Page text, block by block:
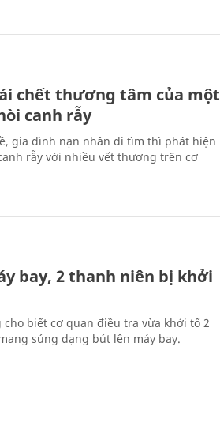
chết thương tâm của một
canh rẫy
gia đình nạn nhân đi tìm thì phát hiện
rẫy với nhiều vết thương trên cơ
bay, 2 thanh niên bị khởi
cho biết cơ quan điều tra vừa khởi tố 2
súng dạng bút lên máy bay.